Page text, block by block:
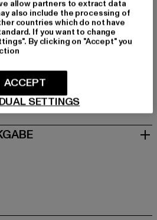
GmbH |service-de@buffalo-
Köln | DE
allow partners to extract data
also include the processing of
countries which do not have
If you want to change
By clicking on "Accept" you
SETTINGS
ACCEPT